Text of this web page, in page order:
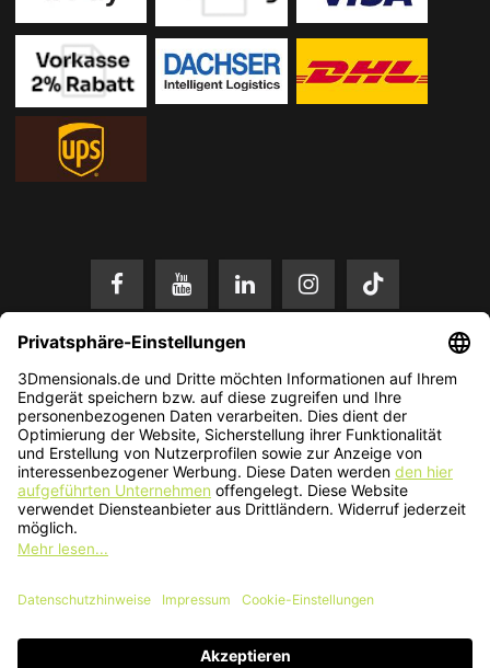
* Alle Preise in EUR inkl. gesetzl. Mehrwertsteuer zzgl. Versandkosten.
Änderungen und Irrtümer vorbehalten. Nur solange der Vorrat reicht.
© 2026 3Dmensionals / PONTIALIS GmbH & Co. KG - All Rights Reserved.​
Kundenbewertung